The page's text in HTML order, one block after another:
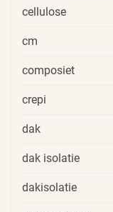
cellulose
cm
composiet
crepi
dak
dak isolatie
dakisolatie